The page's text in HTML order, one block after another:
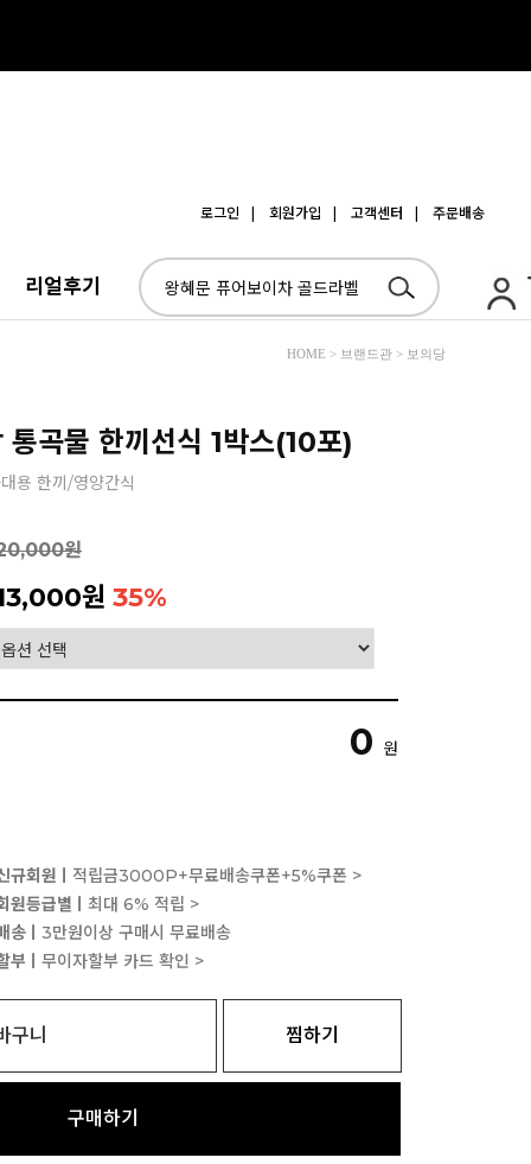
로그인 | 회원가입 | 고객센터 | 주문배송
리얼후기
HOME > 브랜드관 > 보의당
곡물 한끼선식 1박스(10포)
용 한끼/영양간식
원
원 35%
0 원
규회원ㅣ 적립금3000P+무료배송쿠폰+5%쿠폰 >
원등급별ㅣ 최대 6% 적립 >
송ㅣ 3만원이상 구매시 무료배송
부ㅣ 무이자할부 카드 확인 >
구니 찜하기
구매하기